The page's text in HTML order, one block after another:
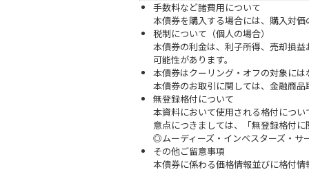
手数料など諸費用について
本債券を購入する場合には、購入対価
税制について（個人の場合）
本債券の利金は、利子所得、売却損
可能性があります。
本債券はクーリング・オフの対象には
本債券のお取引に関しては、金融商品
無登録格付について
本資料において使用される格付につ
意点につきましては、「無登録格付に
◎ムーディーズ・インベスターズ
その他ご留意事項
本債券に係わる価格情報並びに格付情